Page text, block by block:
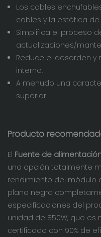
Los cables
cables y la estética de
Simplifica el proceso
actualizaciones/
Reduce el desorden y
interno.
A menudo una
superior.
Producto
El Fuente de alimentación
una opción totalmente
rendimiento del módulo
plana negra
especificaciones del
unidad de 850W, que es
certificado con 90% de